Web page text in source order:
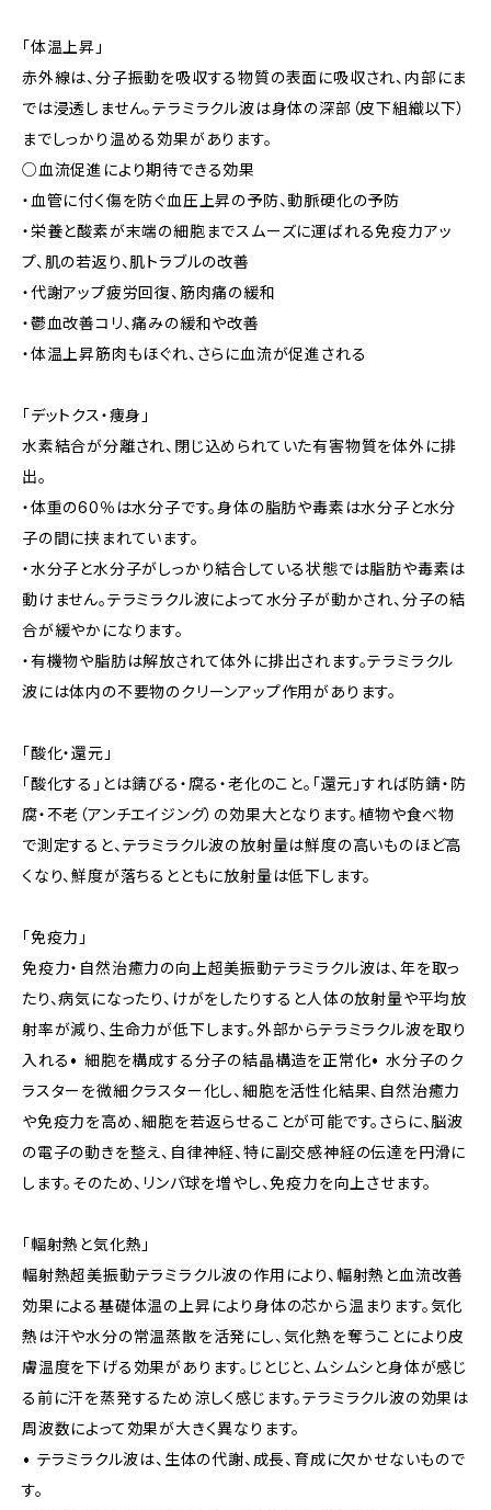
「体温上昇」
赤外線は、分子振動を吸収する物質の表面に吸収され、内部にま
では浸透しません。テラミラクル波は身体の深部（皮下組織以下）
までしっかり温める効果があります。
○血流促進により期待できる効果
・血管に付く傷を防ぐ血圧上昇の予防、動脈硬化の予防
・栄養と酸素が末端の細胞までスムーズに運ばれる免疫力アッ
プ、肌の若返り、肌トラブルの改善
・代謝アップ疲労回復、筋肉痛の緩和
・鬱血改善コリ、痛みの緩和や改善
・体温上昇筋肉もほぐれ、さらに血流が促進される
「デットクス・痩身」
水素結合が分離され、閉じ込められていた有害物質を体外に排
出。
・体重の60％は水分子です。身体の脂肪や毒素は水分子と水分
子の間に挟まれています。
・水分子と水分子がしっかり結合している状態では脂肪や毒素は
動けません。テラミラクル波によって水分子が動かされ、分子の結
合が緩やかになります。
・有機物や脂肪は解放されて体外に排出されます。テラミラクル
波には体内の不要物のクリーンアップ作用があります。
「酸化・還元」
「酸化する」とは錆びる・腐る・老化のこと。「還元」すれば防錆・防
腐・不老（アンチエイジング）の効果大となります。植物や食べ物
で測定すると、テラミラクル波の放射量は鮮度の高いものほど高
くなり、鮮度が落ちるとともに放射量は低下します。
「免疫力」
免疫力・自然治癒力の向上超美振動テラミラクル波は、年を取っ
たり、病気になったり、けがをしたりすると人体の放射量や平均放
射率が減り、生命力が低下します。外部からテラミラクル波を取り
入れる• 細胞を構成する分子の結晶構造を正常化• 水分子のク
ラスターを微細クラスター化し、細胞を活性化結果、自然治癒力
や免疫力を高め、細胞を若返らせることが可能です。さらに、脳波
の電子の動きを整え、自律神経、特に副交感神経の伝達を円滑に
します。そのため、リンパ球を増やし、免疫力を向上させます。
「輻射熱と気化熱」
輻射熱超美振動テラミラクル波の作用により、輻射熱と血流改善
効果による基礎体温の上昇により身体の芯から温まります。気化
熱は汗や水分の常温蒸散を活発にし、気化熱を奪うことにより皮
膚温度を下げる効果があります。じとじと、ムシムシと身体が感じ
る前に汗を蒸発するため涼しく感じます。テラミラクル波の効果は
周波数によって効果が大きく異なります。
• テラミラクル波は、生体の代謝、成長、育成に欠かせないもので
す。